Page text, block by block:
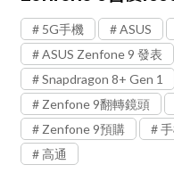
5G手機 ASUS
ASUS Zenfone 9 發表
Snapdragon 8+ Gen 1
Zenfone 9翻轉鏡頭
Zenfone 9預購
高通